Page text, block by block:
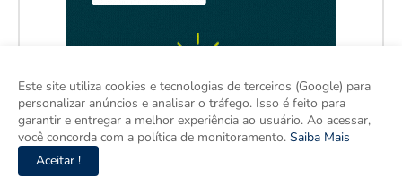
Este site utiliza cookies e tecnologias de terceiros (Google) para
personalizar anúncios e analisar o tráfego. Isso é feito para
garantir e entregar a melhor experiência ao usuário. Ao acessar,
você concorda com a política de monitoramento. Saiba Mais
Aceitar !